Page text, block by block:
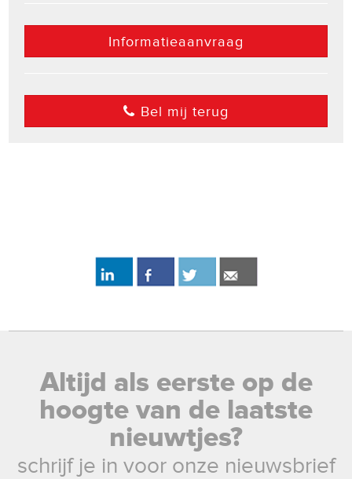
Informatieaanvraag
Bel mij terug
Altijd als eerste op de
hoogte van de laatste
nieuwtjes?
schrijf je in voor onze nieuwsbrief